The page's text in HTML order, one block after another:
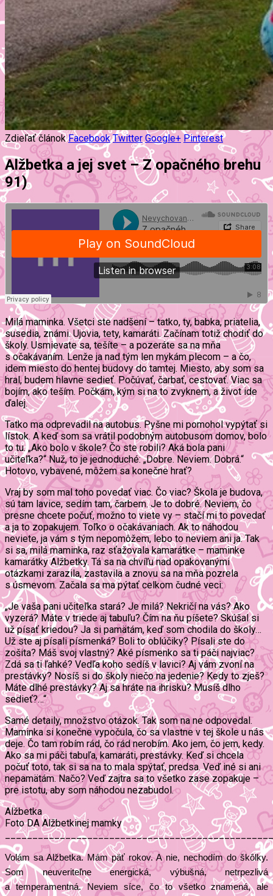
Zdieľať článok Facebook Twitter Google+ Pinterest
Alžbetka a jej svet – Z opačného brehu
91)
Milá maminka. Všetci ste nadšení – tatko, ty, babka, priatelia,
susedia, známi. Ujovia, tety, kamaráti. Začínam totiž chodiť do
školy. Usmievate sa, tešíte – a pozeráte sa na mňa
s očakávaním. Lenže ja nad tým len mykám plecom – a čo,
idem miesto do hentej budovy do tamtej. Miesto, aby som sa
hral, budem hlavne sedieť. Počúvať, čarbať, cestovať. Viac sa
bojím, ako teším. Počkám, kým si na to zvyknem, a život ide
ďalej.
Tatko ma odprevadil na autobus. Pyšne mi pomohol vypýtať si
lístok. A keď som sa vrátil podobným autobusom domov, bolo
to tu. „Ako bolo v škole? Čo ste robili? Aká bola pani
učiteľka?“ Nuž, to je jednoduché: „Dobre. Neviem. Dobrá.“
Hotovo, vybavené, môžem sa konečne hrať?
Vraj by som mal toho povedať viac. Čo viac? Škola je budova,
sú tam lavice, sedím tam, čarbem. Je to dobré. Neviem, čo
presne chcete počuť, možno to viete vy – stačí mi to povedať
a ja to zopakujem. Toľko o očakávaniach. Ak to náhodou
neviete, ja vám s tým nepomôžem, lebo to neviem ani ja. Tak
si sa, milá maminka, raz sťažovala kamarátke – maminke
kamarátky Alžbetky. Tá sa na chvíľu nad opakovanými
otázkami zarazila, zastavila a znovu sa na mňa pozrela
s úsmevom. Začala sa ma pýtať celkom čudné veci:
„Je vaša pani učiteľka stará? Je milá? Nekričí na vás? Ako
vyzerá? Máte v triede aj tabuľu? Čím na ňu píšete? Skúšal si
už písať kriedou? Ja si pamätám, keď som chodila do školy…
Už ste aj písali písmenká? Boli to oblúčiky? Písali ste do
zošita? Máš svoj vlastný? Aké písmenko sa ti páči najviac?
Zdá sa ti ľahké? Vedľa koho sedíš v lavici? Aj vám zvoní na
prestávky? Nosíš si do školy niečo na jedenie? Kedy to zješ?
Máte dlhé prestávky? Aj sa hráte na ihrisku? Musíš dlho
sedieť?…“
Samé detaily, množstvo otázok. Tak som na ne odpovedal.
Maminka si konečne vypočula, čo sa vlastne v tej škole u nás
deje. Čo tam robím rád, čo rád nerobím. Ako jem, čo jem, kedy.
Ako sa mi páči tabuľa, kamaráti, prestávky. Keď si chcela
počuť toto, tak si sa na to mala spýtať, predsa. Veď iné si ani
nepamätám. Načo? Veď zajtra sa to všetko zase zopakuje –
pre istotu, aby som náhodou nezabudol.
Alžbetka
Foto DA Alžbetkinej mamky
Volám sa Alžbetka. Mám päť rokov. A nie, nechodím do škôlky.
Som neuveriteľne energická, výbušná, netrpezlivá
a temperamentná. Neviem síce, čo to všetko znamená, ale